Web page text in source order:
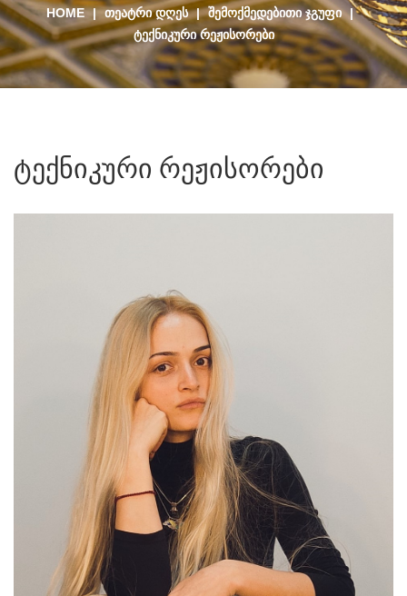
HOME | ᲗᲔᲐᲢᲠᲘ ᲓᲦᲔᲡ | ᲨᲔᲛᲝᲥᲛᲔᲓᲔᲑᲘᲗᲘ ᲯᲒᲣᲤᲘ |
ᲢᲔᲥᲜᲘᲙᲣᲠᲘ ᲠᲔᲟᲘᲡᲝᲠᲔᲑᲘ
ტექნიკური რეჟისორები